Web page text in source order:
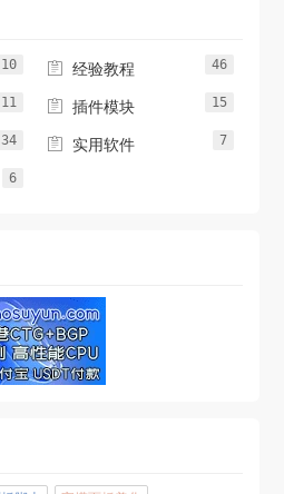
10  经验教程 46
11  插件模块 15
34  实用软件 7
6